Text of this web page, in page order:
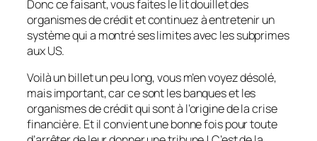
Donc ce faisant, vous faites le lit douillet des
organismes de crédit et continuez à entretenir un
système qui a montré ses limites avec les subprimes
aux US.
Voilà un billet un peu long, vous m’en voyez désolé,
mais important, car ce sont les banques et les
organismes de crédit qui sont à l’origine de la crise
financière. Et il convient une bonne fois pour toute